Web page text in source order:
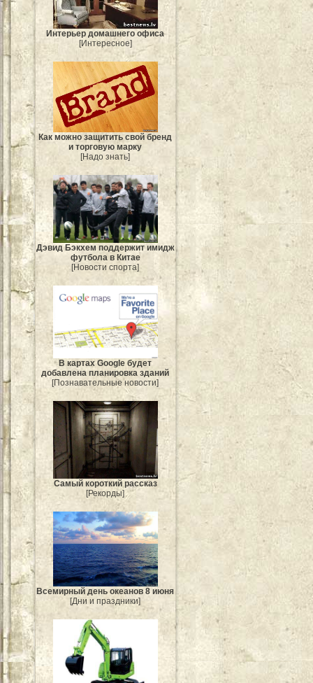
Интерьер домашнего офиса
[Интересное]
Как можно защитить свой бренд
и торговую марку
[Надо знать]
Дэвид Бэкхем поддержит имидж
футбола в Китае
[Новости спорта]
В картах Google будет
добавлена планировка зданий
[Познавательные новости]
Самый короткий рассказ
[Рекорды]
Всемирный день океанов 8 июня
[Дни и праздники]